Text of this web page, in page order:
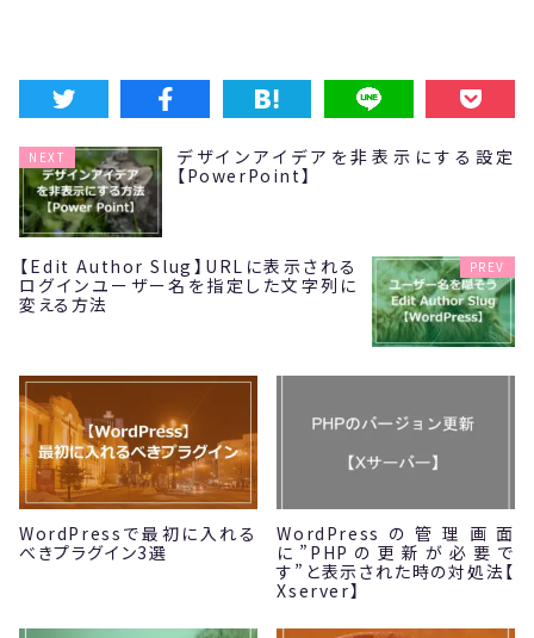
NEXT
デザインアイデアを非表示にする設定
【PowerPoint】
【Edit Author Slug】URLに表示される
ログインユーザー名を指定した文字列に
変える方法
PREV
WordPressで最初に入れる
べきプラグイン3選
WordPressの管理画面
に”PHPの更新が必要で
す”と表示された時の対処法【
Xserver】